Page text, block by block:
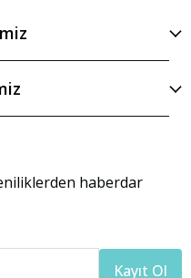
haberdar
Kayıt Ol